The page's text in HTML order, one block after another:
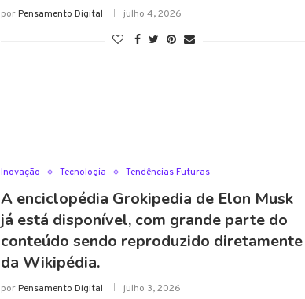
porPensamento Digital julho 4, 2026
Inovação Tecnologia Tendências Futuras
A enciclopédia Grokipedia de Elon Musk
já está disponível, com grande parte do
conteúdo sendo reproduzido diretamente
da Wikipédia.
porPensamento Digital julho 3, 2026